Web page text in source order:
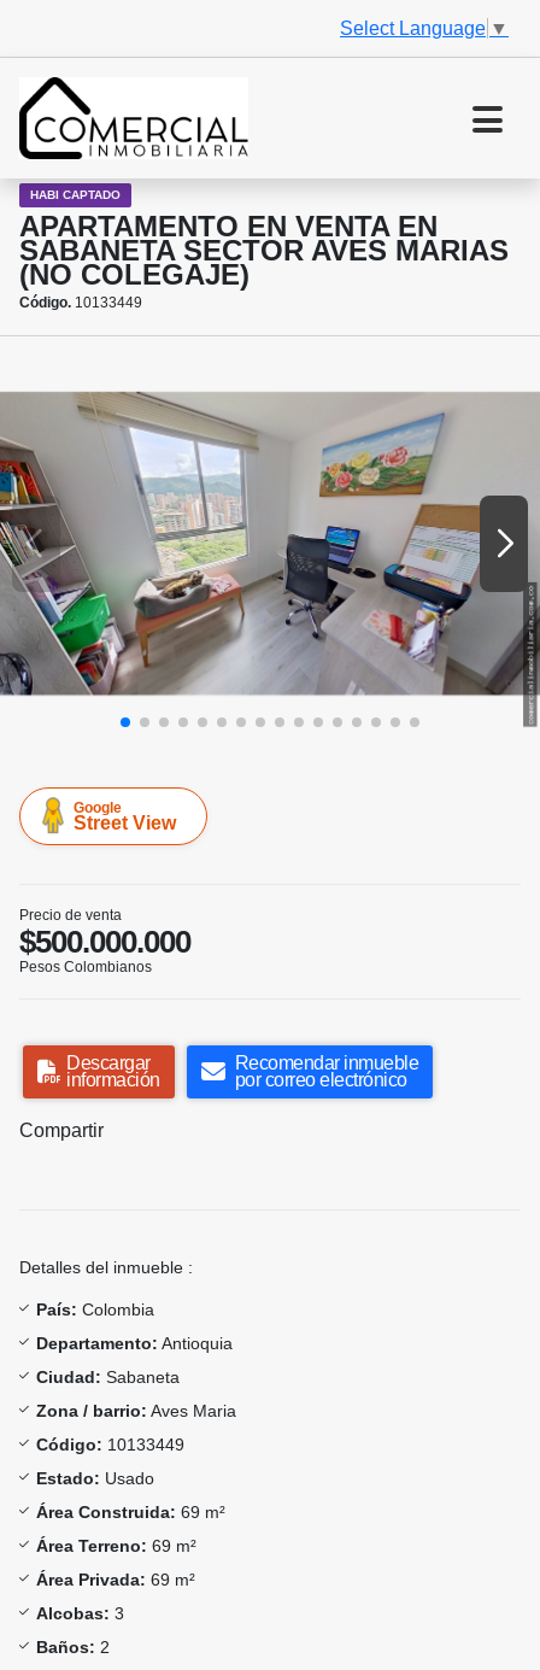
Select Language ▼
HABI CAPTADO
APARTAMENTO EN VENTA EN
SABANETA SECTOR AVES MARIAS
(NO COLEGAJE)
Código. 10133449
Google
Street View
Precio de venta
$500.000.000
Pesos Colombianos
Descargar
información
Recomendar inmueble
por correo electrónico
Compartir
Detalles del inmueble :
País: Colombia
Departamento: Antioquia
Ciudad: Sabaneta
Zona / barrio: Aves Maria
Código: 10133449
Estado: Usado
Área Construida: 69 m²
Área Terreno: 69 m²
Área Privada: 69 m²
Alcobas: 3
Baños: 2